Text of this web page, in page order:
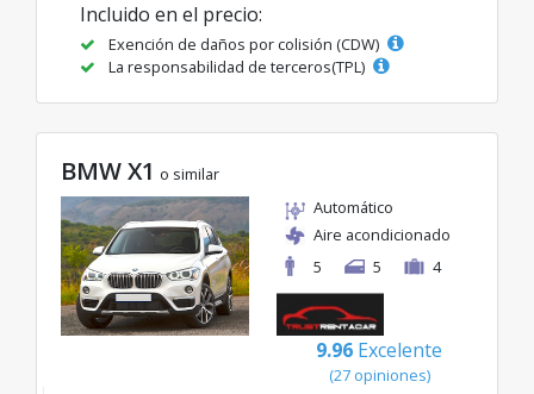
Incluido en el precio:
Exención de daños por colisión (CDW)
La responsabilidad de terceros(TPL)
BMW X1 o similar
Automático
Aire acondicionado
5
5 4
9.96 Excelente
(27 opiniones)